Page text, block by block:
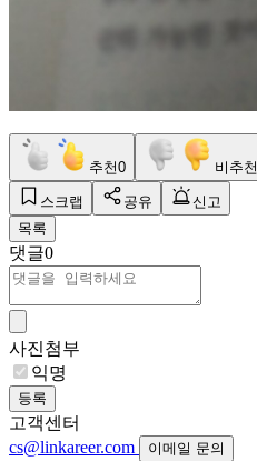
추천0 비추천
스크랩 공유
신고
목록
댓글0
사진첨부
익명
등록
고객센터
cs@linkareer.com
이메일 문의